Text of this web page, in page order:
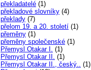
překladatelé (1)
překladové slovníky (4)
překlady (7)
přelom 19. a 20. století (1)
přeměny (1)
přeměny společenské (1)
Přemysl Otakar I. (1)
Přemysl Otakar II. (1)
Přemysl Otakar II., český.. (1)